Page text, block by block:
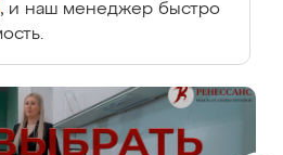
, и наш менеджер быстро